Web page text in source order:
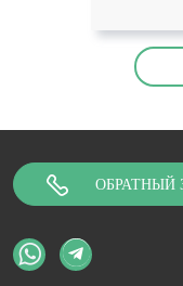
ОБРАТНЫЙ